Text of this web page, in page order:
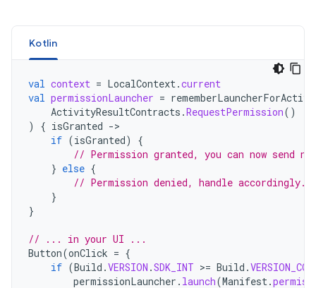
Kotlin
val context = LocalContext.current
val permissionLauncher =
ActivityResultContracts .RequestPermission()
)
{ isGranted -
if (isGranted)
{
// Permission granted, you can now send
} else {
// Permission denied, handle accordingly.
}
}
// ... in your UI ...
Button(onClick = {
if (Build .VERSION .SDK_INT >= Build .
permissionLauncher . launch(Manifest.